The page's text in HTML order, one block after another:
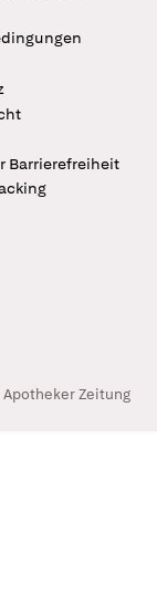
Barrierefreiheit
Zeitung